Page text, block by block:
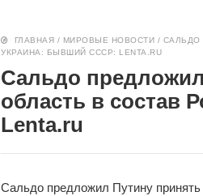
ГЛАВНАЯ / МИРОВЫЕ НОВОСТИ / САЛЬДО
УКРАИНА: БЫВШИЙ СССР: LENTA.RU
Сальдо
область в состав
Lenta.ru
Сальдо предложил Путину